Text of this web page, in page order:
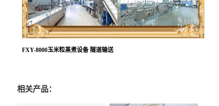
FXY-8000玉米粒蒸煮设备 隧道输送
相关产品：